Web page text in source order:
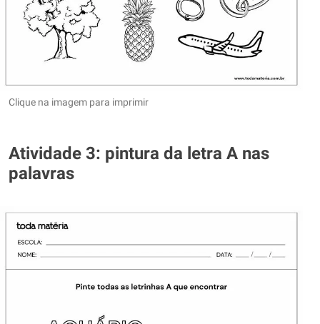
Clique na imagem para imprimir
Atividade 3: pintura da letra A nas
palavras